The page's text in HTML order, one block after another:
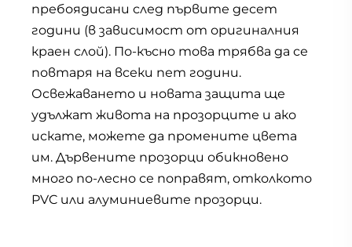
пребоядисани след първите десет
години (в зависимост от оригиналния
краен слой). По-късно това трябва да се
повтаря на всеки пет години.
Освежаването и новата защита ще
удължат живота на прозорците и ако
искате, можете да промените цвета
им. Дървените прозорци обикновено
много по-лесно се поправят, отколкото
PVC или алуминиевите прозорци.